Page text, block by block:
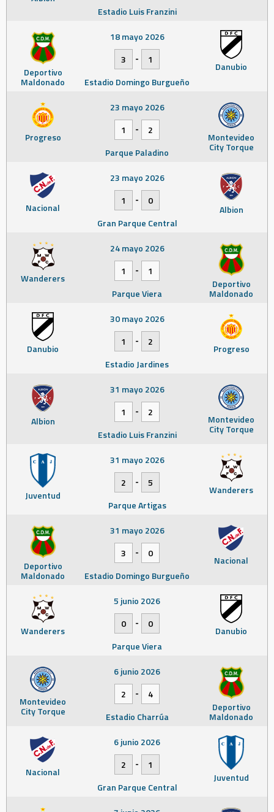
Estadio Luis Franzini
Deportivo
Maldonado
Danubio
18 mayo 2026
3
-
1
Estadio Domingo Burgueño
Progreso Montevideo
City Torque
23 mayo 2026
1
-
2
Parque Paladino
Nacional Albion
23 mayo 2026
1
-
0
Gran Parque Central
Wanderers Deportivo
Maldonado
24 mayo 2026
1
-
1
Parque Viera
Danubio Progreso
30 mayo 2026
1
-
2
Estadio Jardines
Albion Montevideo
City Torque
31 mayo 2026
1
-
2
Estadio Luis Franzini
Juventud Wanderers
31 mayo 2026
2
-
5
Parque Artigas
Deportivo
Maldonado
Nacional
31 mayo 2026
3
-
0
Estadio Domingo Burgueño
Wanderers Danubio
5 junio 2026
0
-
0
Parque Viera
Montevideo
City Torque Deportivo
Maldonado
6 junio 2026
2
-
4
Estadio Charrúa
Nacional Juventud
6 junio 2026
2
-
1
Gran Parque Central